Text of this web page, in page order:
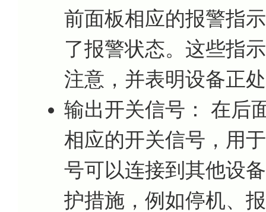
前面板相应的报警指
了报警状态。这些指
注意，并表明设备正
输出开关信号： 在后
相应的开关信号，用
号可以连接到其他设
护措施，例如停机、